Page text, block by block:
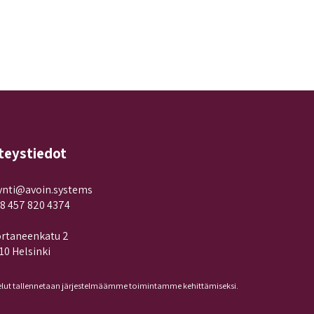
457 820 4374
2
Helsinki
tallennetaan järjestelmäämme toimintamme kehittämiseksi.